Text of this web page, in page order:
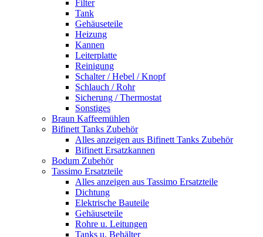
Filter
Tank
Gehäuseteile
Heizung
Kannen
Leiterplatte
Reinigung
Schalter / Hebel / Knopf
Schlauch / Rohr
Sicherung / Thermostat
Sonstiges
Braun Kaffeemühlen
Bifinett Tanks Zubehör
Alles anzeigen aus Bifinett Tanks Zubehör
Bifinett Ersatzkannen
Bodum Zubehör
Tassimo Ersatzteile
Alles anzeigen aus Tassimo Ersatzteile
Dichtung
Elektrische Bauteile
Gehäuseteile
Rohre u. Leitungen
Tanks u. Behälter